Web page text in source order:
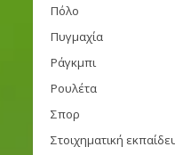
Πόλο
Πυγμαχία
Ράγκμπι
Ρουλέτα
Σπορ
Στοιχηματική